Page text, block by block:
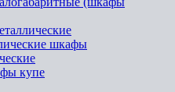
шкафы
купе